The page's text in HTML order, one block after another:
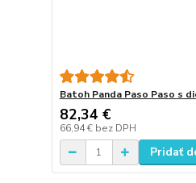
Batoh Panda Paso Paso s
82,34 €
66,94 € bez DPH
Pridať